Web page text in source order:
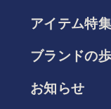
アイテム特集
ブランドの
お知らせ